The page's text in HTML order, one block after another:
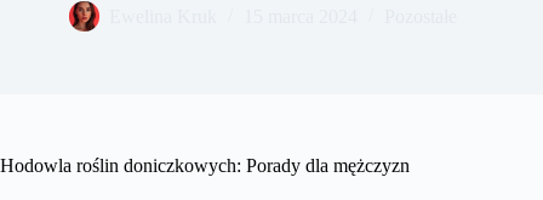
Hodowla roślin doniczkowych: Porady dla mężczyzn